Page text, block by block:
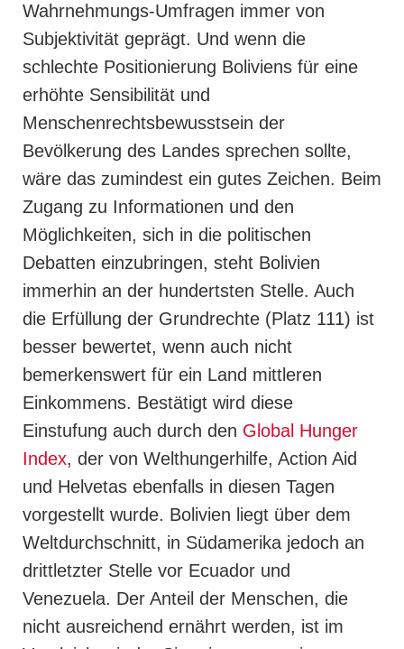
Wahrnehmungs-Umfragen immer von
Subjektivität geprägt. Und wenn die
schlechte Positionierung Boliviens für eine
erhöhte Sensibilität und
Menschenrechtsbewusstsein der
Bevölkerung des Landes sprechen sollte,
wäre das zumindest ein gutes Zeichen. Beim
Zugang zu Informationen und den
Möglichkeiten, sich in die politischen
Debatten einzubringen, steht Bolivien
immerhin an der hundertsten Stelle. Auch
die Erfüllung der Grundrechte (Platz 111) ist
besser bewertet, wenn auch nicht
bemerkenswert für ein Land mittleren
Einkommens. Bestätigt wird diese
Einstufung auch durch den Global Hunger
Index, der von Welthungerhilfe, Action Aid
und Helvetas ebenfalls in diesen Tagen
vorgestellt wurde. Bolivien liegt über dem
Weltdurchschnitt, in Südamerika jedoch an
drittletzter Stelle vor Ecuador und
Venezuela. Der Anteil der Menschen, die
nicht ausreichend ernährt werden, ist im